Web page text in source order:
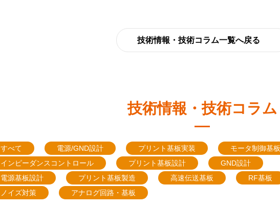
技術情報・技術コラム一覧へ戻る
技術情報・技術コラム
すべて 電源/GND設計 プリント基板実装
モータ制御基板
インピーダンスコントロール
プリント基板設計
GND設計
電源基板設計
プリント基板製造 高速伝送基板
RF基板
ノイズ対策
アナログ回路・基板